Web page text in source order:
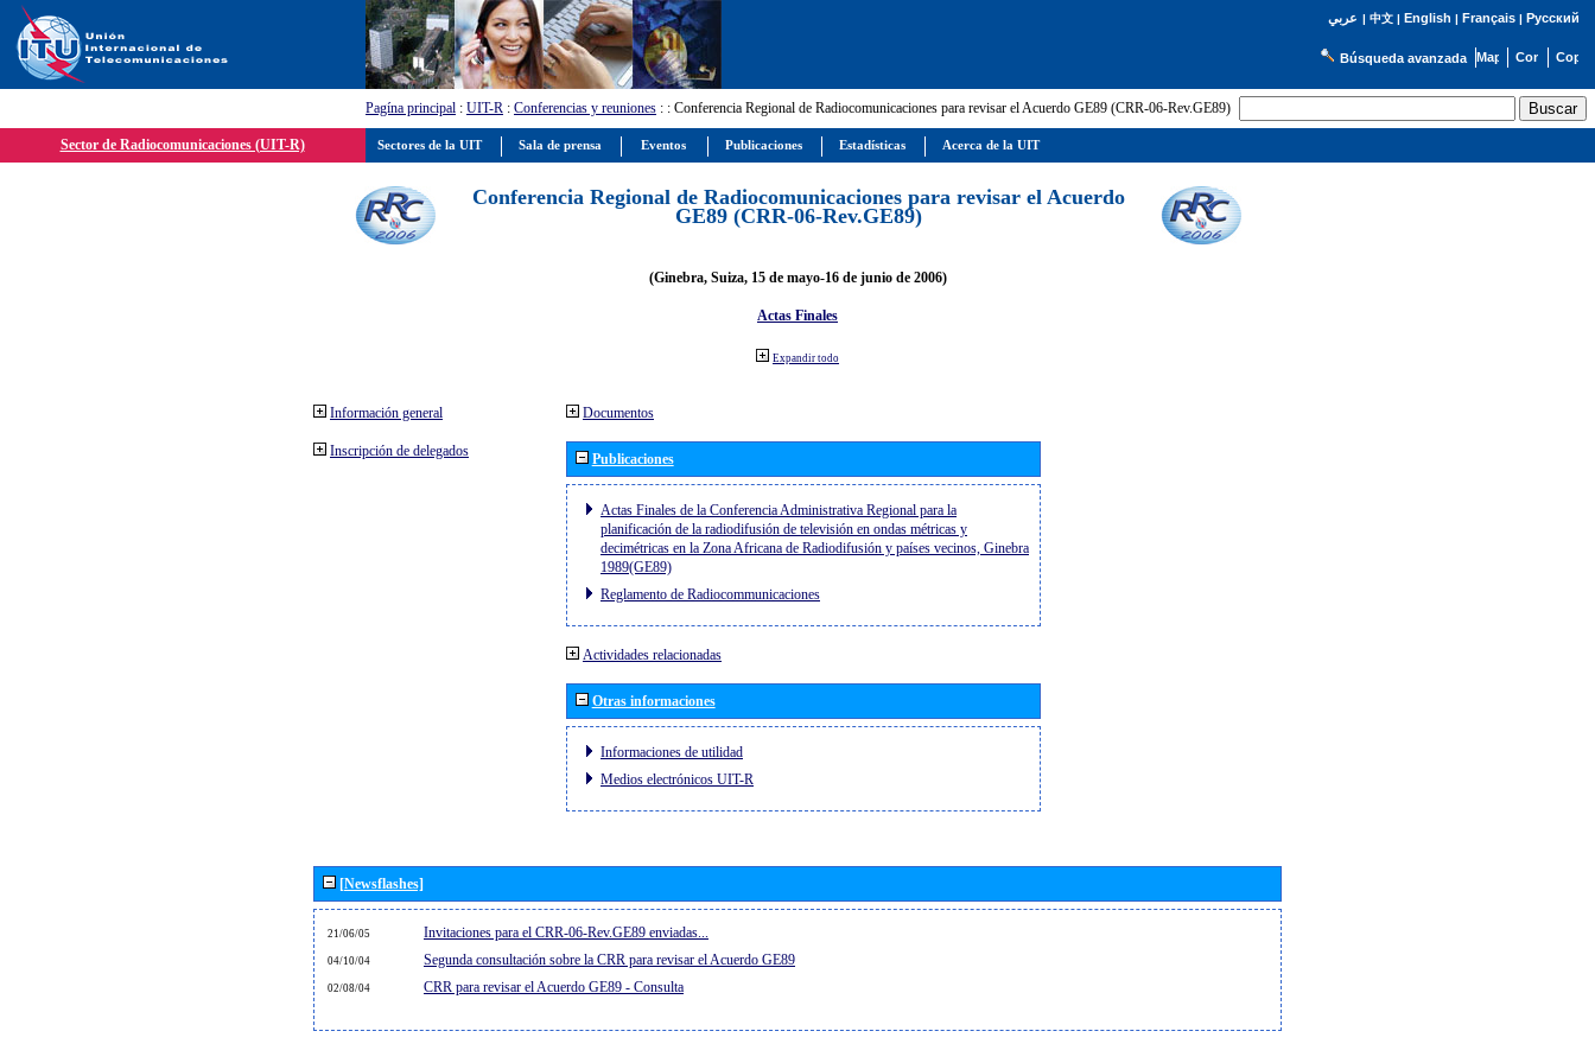
عربي | 中文| English | Français| Русский
Búsqueda avanzada
Pagína principal : UIT-R : Conferencias y reuniones : : Conferencia Regional de Radiocomunicaciones para revisar el Acuerdo GE89 (CRR-06-Rev.GE89)
Sector de Radiocomunicaciones (UIT-R)
Conferencia Regional de Radiocomunicaciones para revisar el Acuerdo
GE89 (CRR-06-Rev.GE89)
(Ginebra, Suiza, 15 de mayo-16 de junio de 2006)
Actas Finales
Expandir todo
Información general
Inscripción de delegados
Documentos
Publicaciones
Actas Finales de la Conferencia Administrativa Regional para la
planificación de la radiodifusión de televisión en ondas métricas y
decimétricas en la Zona Africana de Radiodifusión y países vecinos, Ginebra
1989(GE89)
Reglamento de Radiocommunicaciones
Actividades relacionadas
Otras informaciones
Informaciones de utilidad
Medios electrónicos UIT-R
[Newsflashes]
21/06/05 Invitaciones para el CRR-06-Rev.GE89 enviadas...
04/10/04 Segunda consultación sobre la CRR para revisar el Acuerdo GE89
02/08/04 CRR para revisar el Acuerdo GE89 - Consulta
Sectores de la UIT Sala de prensa Eventos Publicaciones Estadísticas Acerca de la UIT